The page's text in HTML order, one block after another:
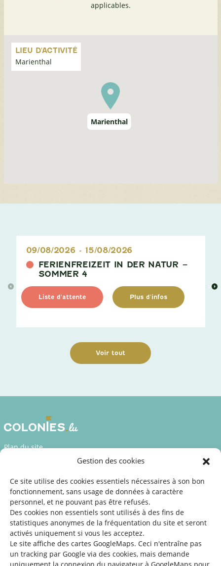
Gestion des cookies
Ce site utilise des cookies essentiels nécessaires à son bon
fonctionnement, sans usage de données à caractère
personnel, et ne pouvant pas être refusés.
Des cookies non essentiels sont utilisés à des fins de
statistiques anonymes de la fréquentation du site et seront
activés uniquement si vous les acceptez.
Le site affiche des cartes GoogleMaps. Ceci n'entraîne pas
un tracking par Google via des cookies, mais demande
applicables.
LIEU D'ACTIVITÉ
Marienthal
Passer
carte
Marienthal
FERIENFREIZEIT IN DER NATUR –
SOMMER 4
09/08/2026 - 15/08/2026
Liste d'attente Plus d'infos
Voir tout
Plan du site
Déclaration d’accessibilité
Mentions légales
©2026 SNJ
Une offre du